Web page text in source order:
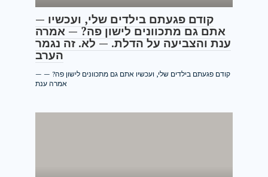
— קודם פגעתם בילדים שלי, ועכשיו
אתם גם מתכוונים לישון פה? — אמרה
ענת והצביעה על הדלת. — לא. זה נגמר
הערב
— קודם פגעתם בילדים שלי, ועכשיו אתם גם מתכוונים לישון פה? —
אמרה ענת